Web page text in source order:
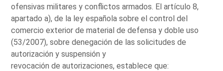
ofensivas militares y conflictos armados. El artículo 8,
apartado a), de la ley española sobre el control del
comercio exterior de material de defensa y doble uso
(53/2007), sobre denegación de las solicitudes de
autorización y suspensión y
revocación de autorizaciones, establece que: